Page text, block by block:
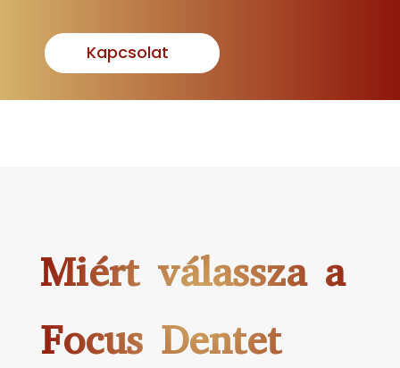
Kapcsolat
Miért válassza a
Focus Dentet